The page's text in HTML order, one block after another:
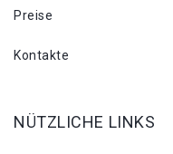
Preise
Kontakte
NÜTZLICHE LINKS